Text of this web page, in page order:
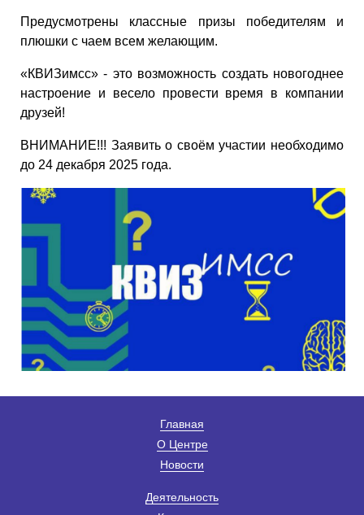
Предусмотрены классные призы победителям и
плюшки с чаем всем желающим.
«КВИЗимсс» - это возможность создать новогоднее
настроение и весело провести время в компании
друзей!
ВНИМАНИЕ!!! Заявить о своём участии необходимо
до 24 декабря 2025 года.
Главная
О Центре
Новости
Деятельность